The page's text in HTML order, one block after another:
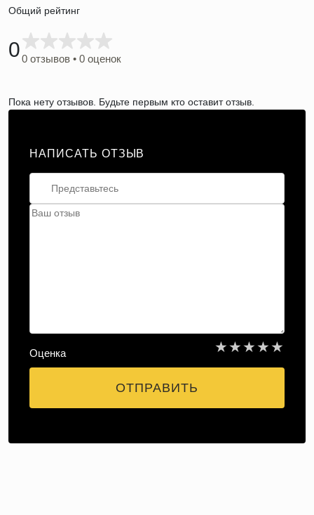
Общий рейтинг
00 отзывов • 0 оценок
Пока нету отзывов. Будьте первым кто оставит отзыв.
НАПИСАТЬ ОТЗЫВ
Оценка ★
★
★
★
★
ОТПРАВИТЬ